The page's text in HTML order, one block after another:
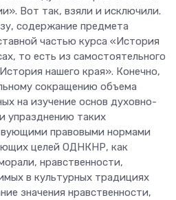
Вот так, взяли и исключили.
содержание предмета
частью курса «История
то есть из самостоятельного
нашего края». Конечно,
сокращению объема
на изучение основ духовно-
упразднению таких
правовыми нормами
целей ОДНКНР, как
нравственности,
в культурных традициях
значения нравственности,